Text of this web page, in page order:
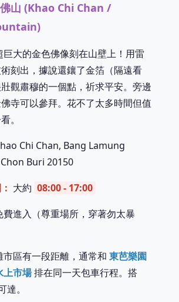
山 (Khao Chi Chan /
巨大的金色佛像刻在山壁上！用雷
刻出，據說還鑲了金箔（隔遠看
觀肅穆的一個點，祈求平安。旁邊
寺可以參拜。花不了太多時間但值
。
Chi Chan, Bang Lamung
Buri 20150
大約 08:00 - 17:00
費進入（尊重場所，穿著勿太暴
市區有一段距離，通常和 東芭樂園
上市場排在同一天包車行程。搭
。